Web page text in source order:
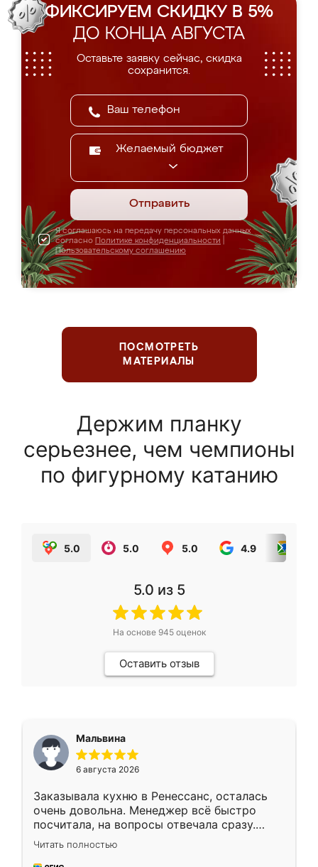
ФИКСИРУЕМ СКИДКУ В 5%
ДО КОНЦА АВГУСТА
Оставьте заявку сейчас, скидка
сохранится.
Желаемый бюджет
Отправить
Я соглашаюсь на передачу персональных данных
согласно Политике конфиденциальности
Пользовательскому соглашению
ПОСМОТРЕТЬ
МАТЕРИАЛЫ
Держим планку
серьезнее, чем чемпионы
по фигурному катанию
5.0 5.0 5.0 4.9
5.0 из 5
На основе 945оценок
Оставить отзыв
Мальвина
6 августа 2026
Заказывала кухню в Ренессанс, осталась
очень довольна. Менеджер всё быстро
посчитала, на вопросы отвечала сразу.
Замерщик приехал в субботу, подошёл к
делу со всей ответственностью. Собрали
Читать полностью